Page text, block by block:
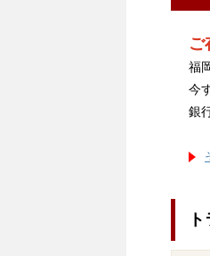
ご
福
今
銀